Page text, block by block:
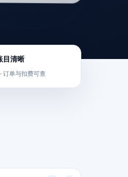
目清晰
订单与扣费可查